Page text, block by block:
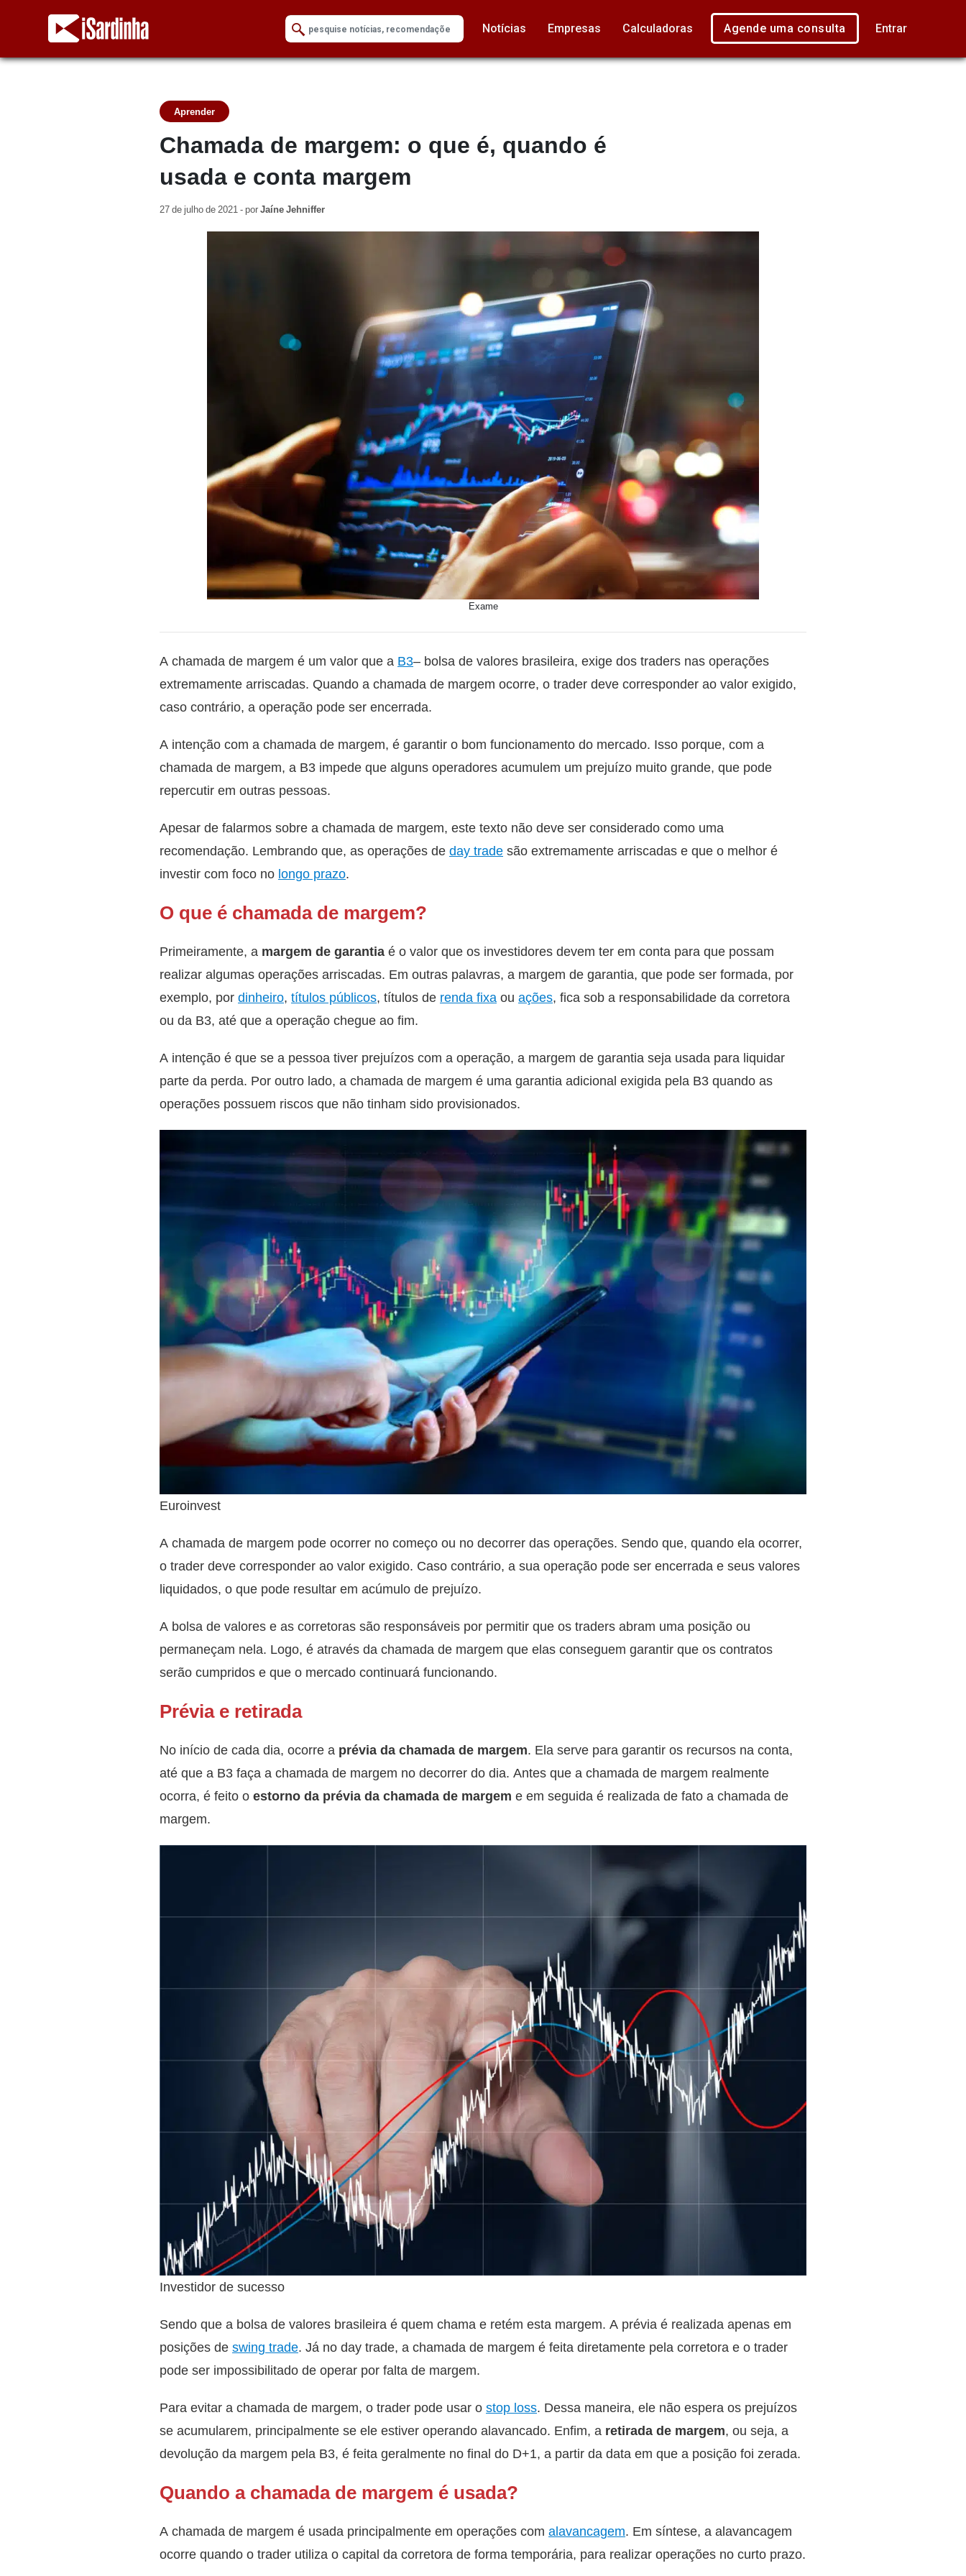
Notícias Empresas Calculadoras Agende uma consulta Entrar
Aprender
Chamada de margem: o que é, quando é
usada e conta margem
27 de julho de 2021 - porJaíne Jehniffer
Exame
A chamada de margem é um valor que a B3– bolsa de valores brasileira, exige dos traders nas operações
extremamente arriscadas. Quando a chamada de margem ocorre, o trader deve corresponder ao valor exigido,
caso contrário, a operação pode ser encerrada.
A intenção com a chamada de margem, é garantir o bom funcionamento do mercado. Isso porque, com a
chamada de margem, a B3 impede que alguns operadores acumulem um prejuízo muito grande, que pode
repercutir em outras pessoas.
Apesar de falarmos sobre a chamada de margem, este texto não deve ser considerado como uma
recomendação. Lembrando que, as operações de day trade são extremamente arriscadas e que o melhor é
investir com foco no longo prazo.
O que é chamada de margem?
Primeiramente, a margem de garantia é o valor que os investidores devem ter em conta para que possam
realizar algumas operações arriscadas. Em outras palavras, a margem de garantia, que pode ser formada, por
exemplo, por dinheiro, títulos públicos, títulos de renda fixa ou ações, fica sob a responsabilidade da corretora
ou da B3, até que a operação chegue ao fim.
A intenção é que se a pessoa tiver prejuízos com a operação, a margem de garantia seja usada para liquidar
parte da perda. Por outro lado, a chamada de margem é uma garantia adicional exigida pela B3 quando as
operações possuem riscos que não tinham sido provisionados.
Euroinvest
A chamada de margem pode ocorrer no começo ou no decorrer das operações. Sendo que, quando ela ocorrer,
o trader deve corresponder ao valor exigido. Caso contrário, a sua operação pode ser encerrada e seus valores
liquidados, o que pode resultar em acúmulo de prejuízo.
A bolsa de valores e as corretoras são responsáveis por permitir que os traders abram uma posição ou
permaneçam nela. Logo, é através da chamada de margem que elas conseguem garantir que os contratos
serão cumpridos e que o mercado continuará funcionando.
Prévia e retirada
No início de cada dia, ocorre a prévia da chamada de margem. Ela serve para garantir os recursos na conta,
até que a B3 faça a chamada de margem no decorrer do dia. Antes que a chamada de margem realmente
ocorra, é feito o estorno da prévia da chamada de margem e em seguida é realizada de fato a chamada de
margem.
Investidor de sucesso
Sendo que a bolsa de valores brasileira é quem chama e retém esta margem. A prévia é realizada apenas em
posições de swing trade. Já no day trade, a chamada de margem é feita diretamente pela corretora e o trader
pode ser impossibilitado de operar por falta de margem.
Para evitar a chamada de margem, o trader pode usar o stop loss. Dessa maneira, ele não espera os prejuízos
se acumularem, principalmente se ele estiver operando alavancado. Enfim, a retirada de margem, ou seja, a
devolução da margem pela B3, é feita geralmente no final do D+1, a partir da data em que a posição foi zerada.
Quando a chamada de margem é usada?
A chamada de margem é usada principalmente em operações com alavancagem. Em síntese, a alavancagem
ocorre quando o trader utiliza o capital da corretora de forma temporária, para realizar operações no curto prazo.